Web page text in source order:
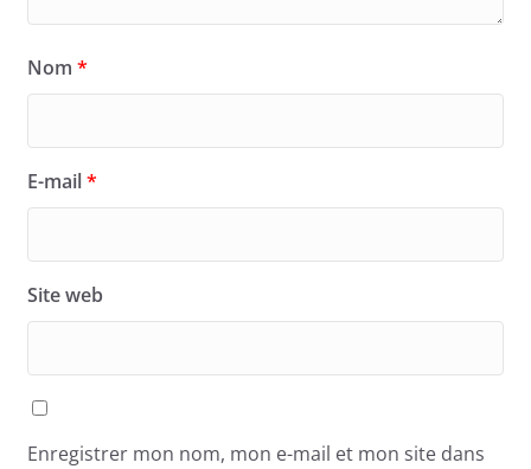
Nom *
E-mail*
Site web
Enregistrer mon nom, mon e-mail et mon site dans